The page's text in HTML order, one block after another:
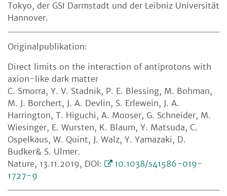
Tokyo, der GSI Darmstadt und der Leibniz Universität
Hannover.
Originalpublikation:
Direct limits on the interaction of antiprotons with
axion-like dark matter
C. Smorra, Y. V. Stadnik, P. E. Blessing, M. Bohman,
M. J. Borchert, J. A. Devlin, S. Erlewein, J. A.
Harrington, T. Higuchi, A. Mooser, G. Schneider, M.
Wiesinger, E. Wursten, K. Blaum, Y. Matsuda, C.
Ospelkaus, W. Quint, J. Walz, Y. Yamazaki, D.
Budker& S. Ulmer.
Nature, 13.11.2019, DOI:
10.1038/s41586-019-
1727-9